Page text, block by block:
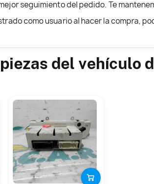
seguimiento del pedido. Te
como usuario al hacer la compra,
del vehículo